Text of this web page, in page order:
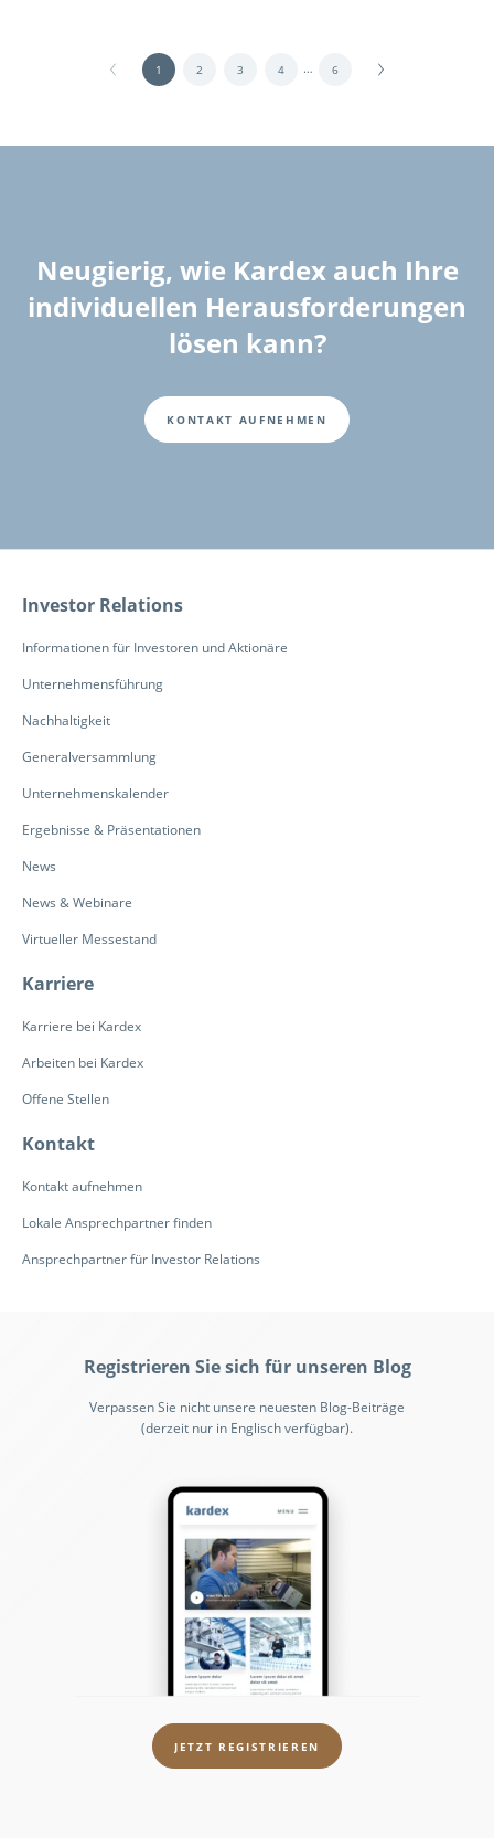
1 2 3 4 … 6
Neugierig, wie Kardex auch Ihre
individuellen Herausforderungen
lösen kann?
KONTAKT AUFNEHMEN
Investor Relations
Informationen für Investoren und Aktionäre
Unternehmensführung
Nachhaltigkeit
Generalversammlung
Unternehmenskalender
Ergebnisse & Präsentationen
News
News & Webinare
Virtueller Messestand
Karriere
Karriere bei Kardex
Arbeiten bei Kardex
Offene Stellen
Kontakt
Kontakt aufnehmen
Lokale Ansprechpartner finden
Ansprechpartner für Investor Relations
Registrieren Sie sich für unseren Blog
Verpassen Sie nicht unsere neuesten Blog-Beiträge
(derzeit nur in Englisch verfügbar).
JETZT REGISTRIEREN